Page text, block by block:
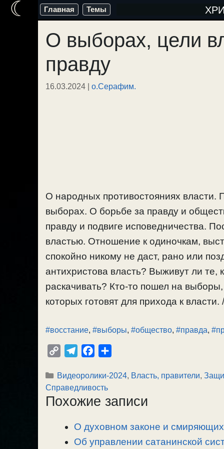
Перейти
содержимому
Главная Темы
О выборах, цели
правду
16.03.2024 | о.Серафим.
О народных противостояниях власти.
выборах. О борьбе за правду и
правду и подвиге исповедничества.
властью. Отношение к одиночкам,
спокойно никому не даст, рано или
антихристова власть? Выживут ли те,
раскачивать? Кто-то пошел на
которых готовят для прихода к власти.
#восстание, #выборы, #общество, #правда,
p
y
L
l
e
g
a
m
c
e
b
o
k
п
а
и
т
Рубрики
Видеоролики-2024, Власть, правители,
Справедливость
Похожие записи
О духовном законе и
Об управлении сатанинской
☾